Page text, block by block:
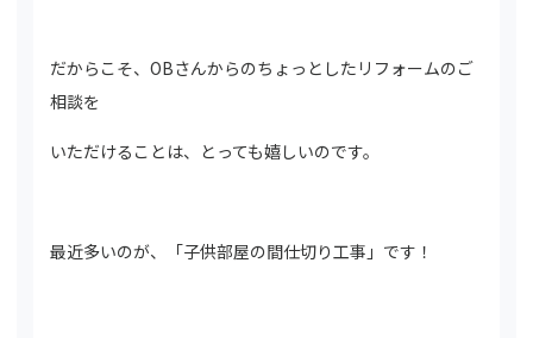
だからこそ、OBさんからのちょっとしたリフォームのご
相談を
いただけることは、とっても嬉しいのです。
最近多いのが、「子供部屋の間仕切り工事」です！